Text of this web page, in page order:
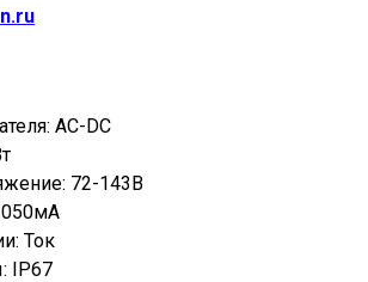
AC-DC
72-143В
Ток
IP67